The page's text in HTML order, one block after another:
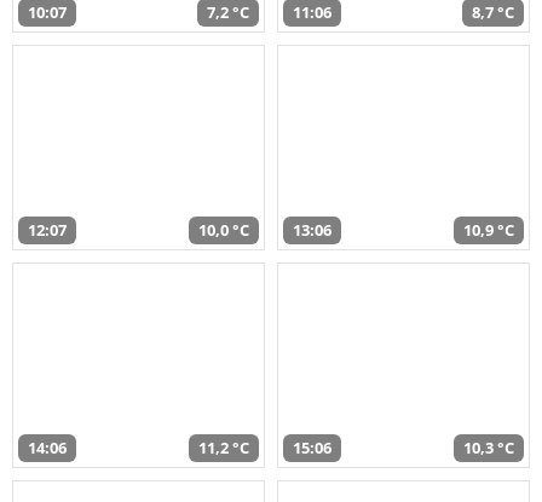
10:07 7,2 °C 11:06 8,7 °C
12:07 10,0 °C 13:06 10,9 °C
14:06 11,2 °C 15:06 10,3 °C